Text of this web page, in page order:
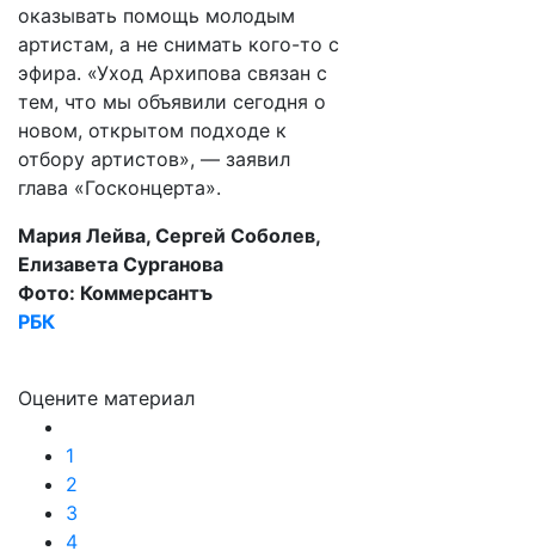
оказывать помощь молодым
артистам, а не снимать кого-то с
эфира. «Уход Архипова связан с
тем, что мы объявили сегодня о
новом, открытом подходе к
отбору артистов», — заявил
глава «Госконцерта».
Мария Лейва, Сергей Соболев,
Елизавета Сурганова
Фото: Коммерсантъ
РБК
Оцените материал
1
2
3
4